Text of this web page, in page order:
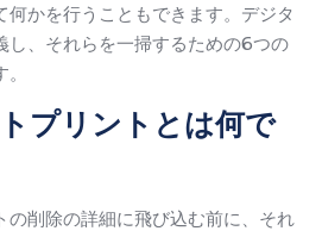
かを行うこともできます。 デジタ
し、それらを一掃するための6つの
プリントとは何で
の削除の詳細に飛び込む前に、それ